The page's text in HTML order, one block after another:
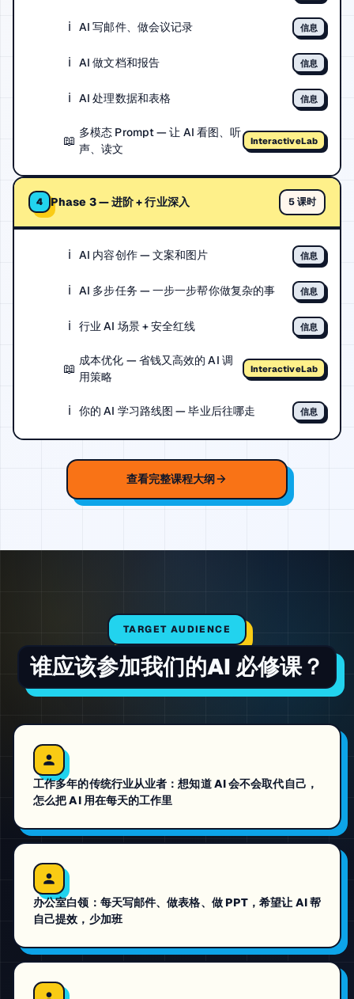
ℹ️ AI 写邮件、做会议记录 信息
ℹ️ AI 做文档和报告 信息
ℹ️ AI 处理数据和表格 信息
📖 多模态 Prompt — 让 AI 看图、听
声、读文
InteractiveLab
4 Phase 3 — 进阶 + 行业深入 5 课时
ℹ️ AI 内容创作 — 文案和图片 信息
ℹ️ AI 多步任务 — 一步一步帮你做复杂的事 信息
ℹ️ 行业 AI 场景 + 安全红线 信息
📖 成本优化 — 省钱又高效的 AI 调
用策略
InteractiveLab
ℹ️ 你的 AI 学习路线图 — 毕业后往哪走 信息
查看完整课程大纲
TARGET AUDIENCE
谁应该参加我们的AI 必修课？
工作多年的传统行业从业者：想知道 AI 会不会取代自己，
怎么把 AI 用在每天的工作里
办公室白领：每天写邮件、做表格、做 PPT，希望让 AI 帮
自己提效，少加班